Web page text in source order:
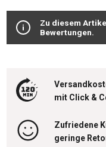
Zu diesem
Bewertungen.
mit Click &
Zufriedene
geringe